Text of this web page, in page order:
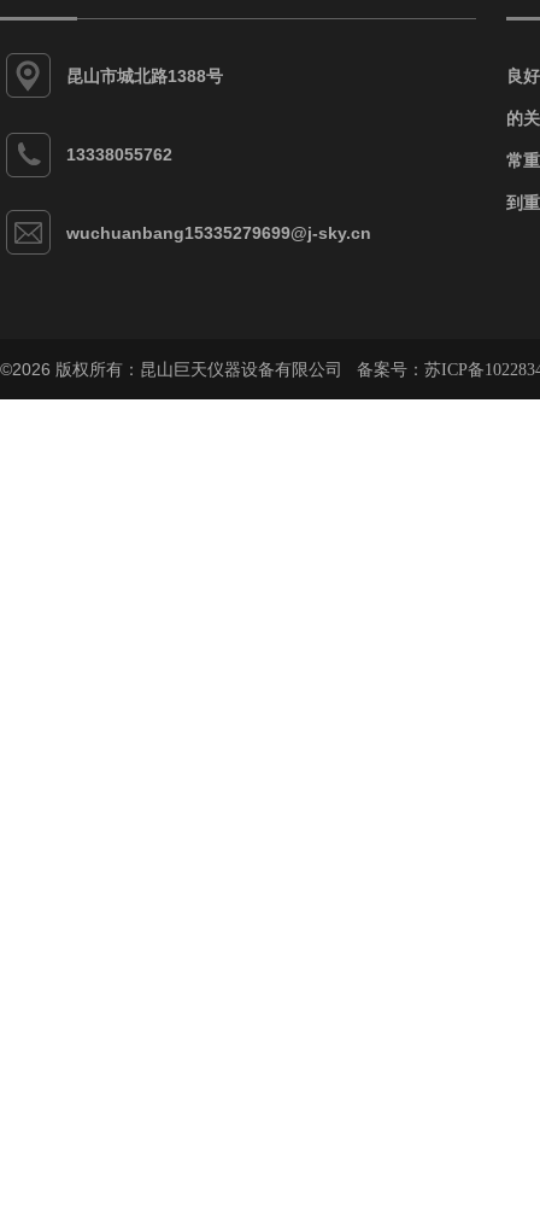
昆山市城北路1388号
13338055762
wuchuanbang15335279699@j-sky.cn
良
的
常
到
©2026 版权所有：昆山巨天仪器设备有限公司 备案号： 苏ICP备